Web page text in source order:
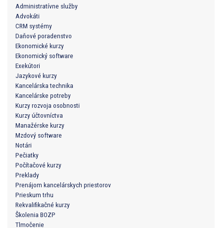
Administratívne služby
Advokáti
CRM systémy
Daňové poradenstvo
Ekonomické kurzy
Ekonomický software
Exekútori
Jazykové kurzy
Kancelárska technika
Kancelárske potreby
Kurzy rozvoja osobnosti
Kurzy účtovníctva
Manažérske kurzy
Mzdový software
Notári
Pečiatky
Počítačové kurzy
Preklady
Prenájom kancelárskych priestorov
Prieskum trhu
Rekvalifikačné kurzy
Školenia BOZP
Tlmočenie